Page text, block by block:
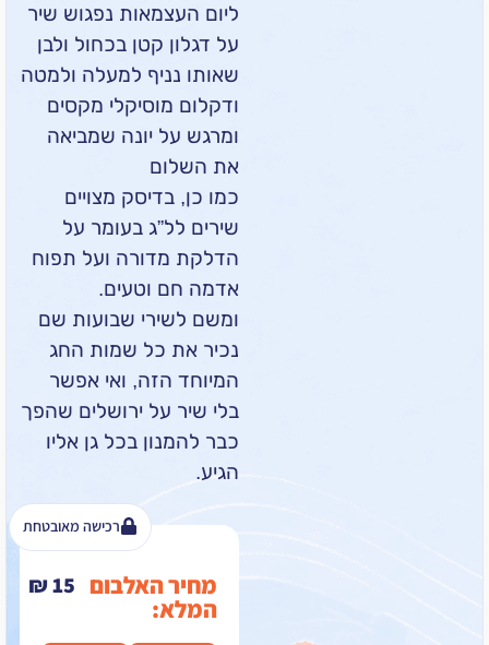
ליום העצמאות נפגוש שיר
על דגלון קטן בכחול ולבן
שאותו נניף למעלה ולמטה
ודקלום מוסיקלי מקסים
ומרגש על יונה שמביאה
את השלום
כמו כן, בדיסק מצויים
שירים לל”ג בעומר על
הדלקת מדורה ועל תפוח
אדמה חם וטעים.
ומשם לשירי שבועות שם
נכיר את כל שמות החג
המיוחד הזה, ואי אפשר
בלי שיר על ירושלים שהפך
כבר להמנון בכל גן אליו
מחיר האלבום ₪15
רכישה מאובטחת